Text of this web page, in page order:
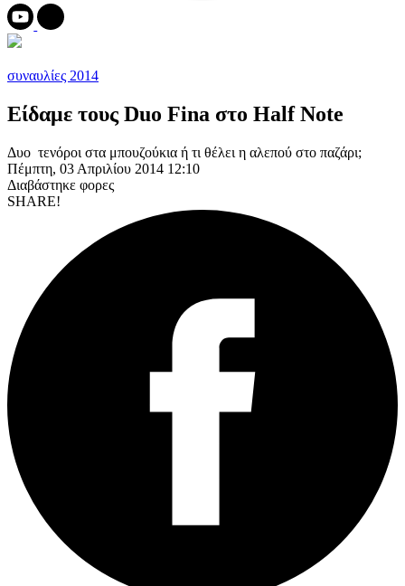
συναυλίες 2014
Είδαμε τους Duo Fina στο Half Note
Δυο τενόροι στα μπουζούκια ή τι θέλει η αλεπού στο παζάρι;
Πέμπτη, 03 Απριλίου 2014 12:10
Διαβάστηκε φορες
SHARE!